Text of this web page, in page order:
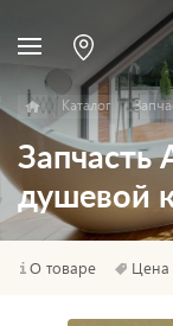
Каталог
Запчасть
душевой
О товаре Цена